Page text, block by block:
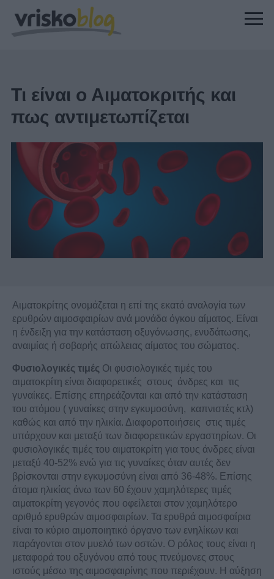
Τι είναι ο Αιματοκριτής και
πως αντιμετωπίζεται
Αιματοκρίτης ονομάζεται η επί της εκατό αναλογία των
ερυθρών αιμοσφαιρίων ανά μονάδα όγκου αίματος. Είναι
η ένδειξη για την κατάσταση οξυγόνωσης, ενυδάτωσης,
αναιμίας ή σοβαρής απώλειας αίματος του σώματος.
Φυσιολογικές τιμές Οι φυσιολογικές τιμές του
αιματοκρίτη είναι διαφορετικές στους άνδρες και τις
γυναίκες. Επίσης επηρεάζονται και από την κατάσταση
του ατόμου ( γυναίκες στην εγκυμοσύνη, καπνιστές κτλ)
καθώς και από την ηλικία. Διαφοροποιήσεις στις τιμές
υπάρχουν και μεταξύ των διαφορετικών εργαστηρίων. Οι
φυσιολογικές τιμές του αιματοκρίτη για τους άνδρες είναι
μεταξύ 40-52% ενώ για τις γυναίκες όταν αυτές δεν
βρίσκονται στην εγκυμοσύνη είναι από 36-48%. Επίσης
άτομα ηλικίας άνω των 60 έχουν χαμηλότερες τιμές
αιματοκρίτη γεγονός που οφείλεται στον χαμηλότερο
αριθμό ερυθρών αιμοσφαιρίων. Τα ερυθρά αιμοσφαίρια
είναι το κύριο αιμοποιητικό όργανο των ενηλίκων και
παράγονται στον μυελό των οστών. Ο ρόλος τους είναι η
μεταφορά του οξυγόνου από τους πνεύμονες στους
ιστούς μέσω της αιμοσφαιρίνης που περιέχουν. Η αύξηση